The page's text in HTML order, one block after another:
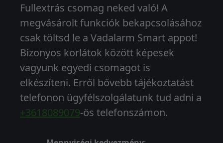
Fullextrás csomag neked való! A
megvásárolt funkciók bekapcsolásához
csak töltsd le a Vadalarm Smart appot!
Bizonyos korlátok között képesek
vagyunk egyedi csomagot is
elkészíteni. Erről bővebb tájékoztatást
telefonon ügyfélszolgálatunk tud adni a
+3618089079-ös telefonszámon.